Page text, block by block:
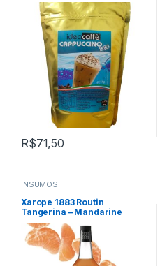
R$71,50
INSUMOS
Xarope 1883 Routin
Tangerina – Mandarine
Tangerine 1000ml